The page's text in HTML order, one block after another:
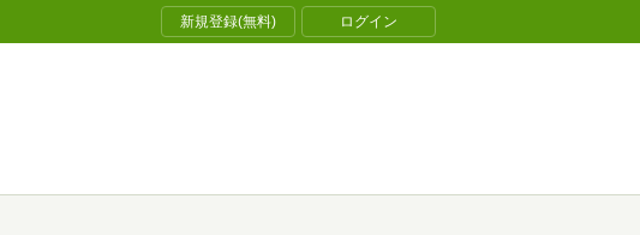
新規登録(無料) ログイン